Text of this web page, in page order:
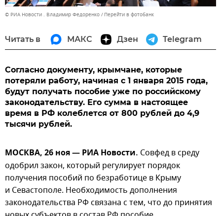
© РИА Новости . Владимир Федоренко Перейти в фотобанк
Читать в МАКС Дзен Telegram
Согласно документу, крымчане, которые
потеряли работу, начиная с 1 января 2015 года,
будут получать пособие уже по российскому
законодательству. Его сумма в настоящее
время в РФ колеблется от 800 рублей до 4,9
тысячи рублей.
МОСКВА, 26 ноя — РИА Новости. Совфед в среду
одобрил закон, который регулирует порядок
получения пособий по безработице в Крыму
и Севастополе. Необходимость дополнения
законодательства РФ связана с тем, что до принятия